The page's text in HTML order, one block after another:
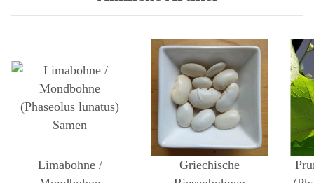
Limabohne /
Griechische